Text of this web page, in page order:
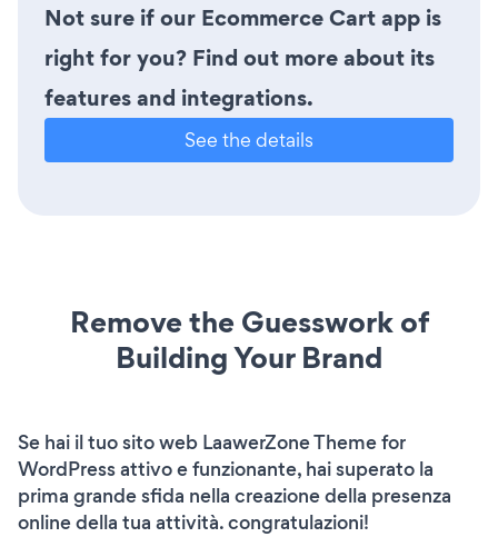
Not sure if our Ecommerce Cart app is
right for you? Find out more about its
features and integrations.
See the details
Remove the Guesswork of
Building Your Brand
Se hai il tuo sito web LaawerZone Theme for
WordPress attivo e funzionante, hai superato la
prima grande sfida nella creazione della presenza
online della tua attività. congratulazioni!